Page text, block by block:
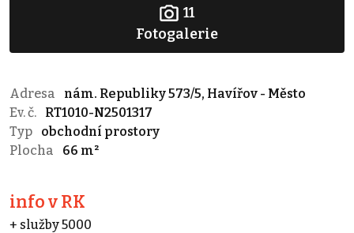
11
Fotogalerie
Adresa
nám. Republiky 573/5, Havířov - Město
Ev. č.
RT1010-N2501317
Typ
obchodní prostory
Plocha
66 m²
info v RK
+ služby 5000